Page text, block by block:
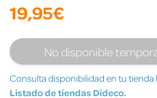
19,95€
No disponible
Consulta disponibilidad en tu tienda
Listado de tiendas Dideco.